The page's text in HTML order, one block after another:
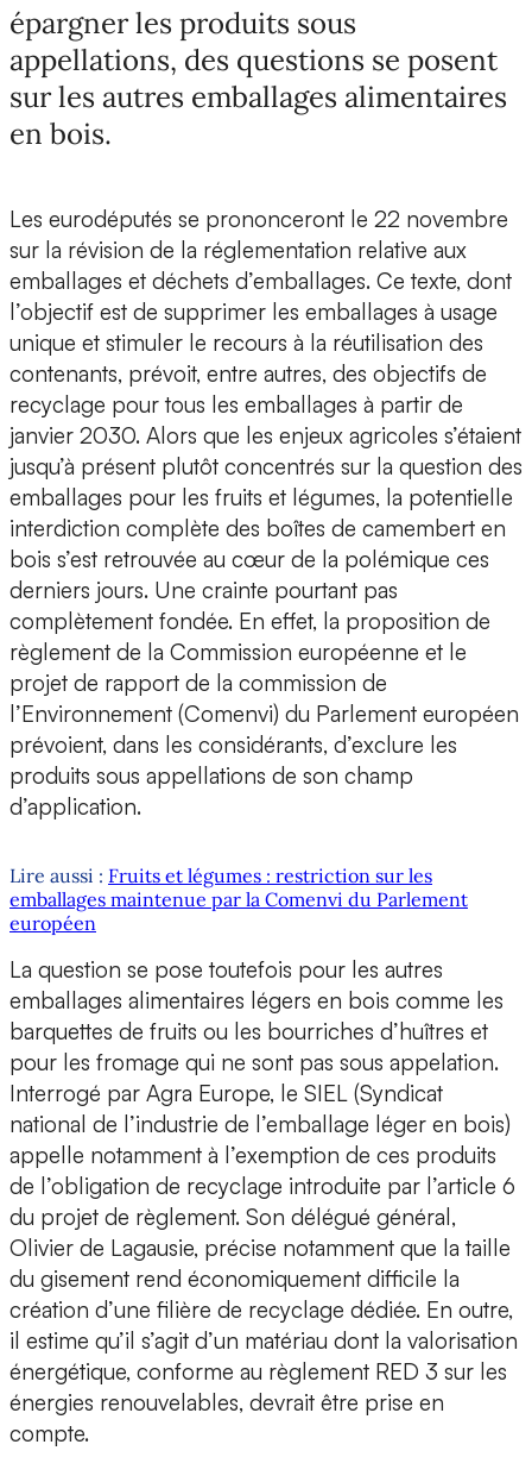
épargner les produits sous
appellations, des questions se posent
sur les autres emballages alimentaires
en bois.
Les eurodéputés se prononceront le 22 novembre
sur la révision de la réglementation relative aux
emballages et déchets d’emballages. Ce texte, dont
l’objectif est de supprimer les emballages à usage
unique et stimuler le recours à la réutilisation des
contenants, prévoit, entre autres, des objectifs de
recyclage pour tous les emballages à partir de
janvier 2030. Alors que les enjeux agricoles s’étaient
jusqu’à présent plutôt concentrés sur la question des
emballages pour les fruits et légumes, la potentielle
interdiction complète des boîtes de camembert en
bois s’est retrouvée au cœur de la polémique ces
derniers jours. Une crainte pourtant pas
complètement fondée. En effet, la proposition de
règlement de la Commission européenne et le
projet de rapport de la commission de
l’Environnement (Comenvi) du Parlement européen
prévoient, dans les considérants, d’exclure les
produits sous appellations de son champ
d’application.
Lire aussi : Fruits et légumes : restriction sur les
emballages maintenue par la Comenvi du Parlement
européen
La question se pose toutefois pour les autres
emballages alimentaires légers en bois comme les
barquettes de fruits ou les bourriches d’huîtres et
pour les fromage qui ne sont pas sous appelation.
Interrogé par Agra Europe, le SIEL (Syndicat
national de l’industrie de l’emballage léger en bois)
appelle notamment à l’exemption de ces produits
de l’obligation de recyclage introduite par l’article 6
du projet de règlement. Son délégué général,
Olivier de Lagausie, précise notamment que la taille
du gisement rend économiquement difficile la
création d’une filière de recyclage dédiée. En outre,
il estime qu’il s’agit d’un matériau dont la valorisation
énergétique, conforme au règlement RED 3 sur les
énergies renouvelables, devrait être prise en
compte.